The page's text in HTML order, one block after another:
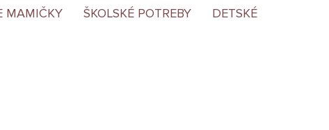
MAMIČKY ŠKOLSKÉ POTREBY DETSKÉ OBLEČENIE